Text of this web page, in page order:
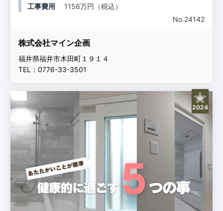
工事費用
1156万円（税込）
No.24142
株式会社マイン企画
福井県福井市木田町１９１４
TEL：0776-33-3501
2024